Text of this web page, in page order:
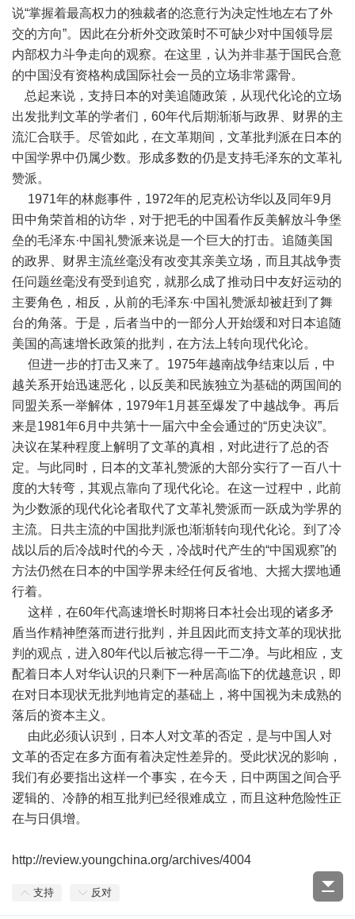
说“掌握着最高权力的独裁者的恣意行为决定性地左右了外
交的方向”。因此在分析外交政策时不可缺少对中国领导层
内部权力斗争走向的观察。在这里，认为并非基于国民合意
的中国没有资格构成国际社会一员的立场非常露骨。
总起来说，支持日本的对美追随政策，从现代化论的立场
出发批判文革的学者们，60年代后期渐渐与政界、财界的主
流汇合联手。尽管如此，在文革期间，文革批判派在日本的
中国学界中仍属少数。形成多数的仍是支持毛泽东的文革礼
赞派。
1971年的林彪事件，1972年的尼克松访华以及同年9月
田中角荣首相的访华，对于把毛的中国看作反美解放斗争堡
垒的毛泽东·中国礼赞派来说是一个巨大的打击。追随美国
的政界、财界主流丝毫没有改变其亲美立场，而且其战争责
任问题丝毫没有受到追究，就那么成了推动日中友好运动的
主要角色，相反，从前的毛泽东·中国礼赞派却被赶到了舞
台的角落。于是，后者当中的一部分人开始缓和对日本追随
美国的高速增长政策的批判，在方法上转向现代化论。
但进一步的打击又来了。1975年越南战争结束以后，中
越关系开始迅速恶化，以反美和民族独立为基础的两国间的
同盟关系一举解体，1979年1月甚至爆发了中越战争。再后
来是1981年6月中共第十一届六中全会通过的“历史决议”。
决议在某种程度上解明了文革的真相，对此进行了总的否
定。与此同时，日本的文革礼赞派的大部分实行了一百八十
度的大转弯，其观点靠向了现代化论。在这一过程中，此前
为少数派的现代化论者取代了文革礼赞派而一跃成为学界的
主流。日共主流的中国批判派也渐渐转向现代化论。到了冷
战以后的后冷战时代的今天，冷战时代产生的“中国观察”的
方法仍然在日本的中国学界未经任何反省地、大摇大摆地通
行着。
这样，在60年代高速增长时期将日本社会出现的诸多矛
盾当作精神堕落而进行批判，并且因此而支持文革的现状批
判的观点，进入80年代以后被忘得一干二净。与此相应，支
配着日本人对华认识的只剩下一种居高临下的优越意识，即
在对日本现状无批判地肯定的基础上，将中国视为未成熟的
落后的资本主义。
由此必须认识到，日本人对文革的否定，是与中国人对
文革的否定在多方面有着决定性差异的。受此状况的影响，
我们有必要指出这样一个事实，在今天，日中两国之间合乎
逻辑的、冷静的相互批判已经很难成立，而且这种危险性正
在与日俱增。
http://review.youngchina.org/archives/4004
支持 反对